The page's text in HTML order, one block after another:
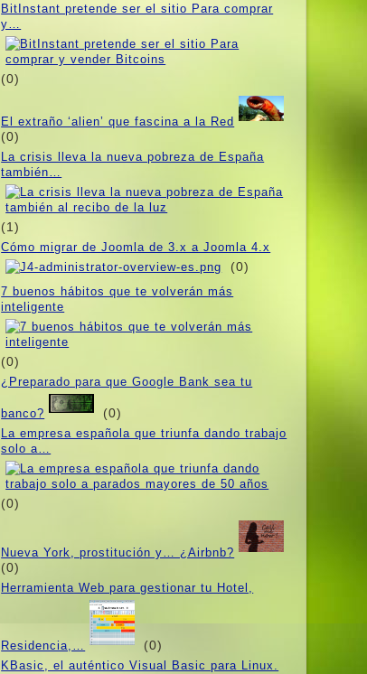
BitInstant pretende ser el sitio Para comprar
y…
(0)
El extraño ‘alien’ que fascina a la Red
(0)
La crisis lleva la nueva pobreza de España
también…
(1)
Cómo migrar de Joomla de 3.x a Joomla 4.x
(0)
7 buenos hábitos que te volverán más
inteligente
(0)
¿Preparado para que Google Bank sea tu
banco? (0)
La empresa española que triunfa dando trabajo
solo a…
(0)
Nueva York, prostitución y… ¿Airbnb?
(0)
Herramienta Web para gestionar tu Hotel,
Residencia,… (0)
KBasic, el auténtico Visual Basic para Linux.